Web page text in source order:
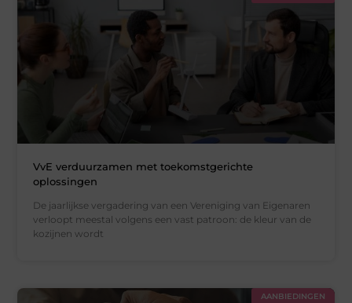
VvE verduurzamen met toekomstgerichte
oplossingen
De jaarlijkse vergadering van een Vereniging van Eigenaren
verloopt meestal volgens een vast patroon: de kleur van de
kozijnen wordt
AANBIEDINGEN